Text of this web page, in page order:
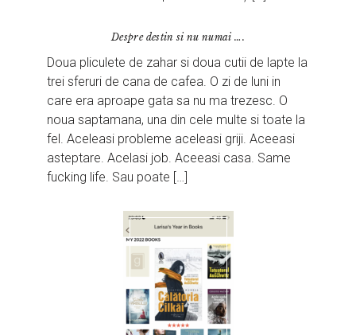
Despre destin si nu numai ….
Doua pliculete de zahar si doua cutii de lapte la
trei sferuri de cana de cafea. O zi de luni in
care era aproape gata sa nu ma trezesc. O
noua saptamana, una din cele multe si toate la
fel. Aceleasi probleme aceleasi griji. Aceeasi
asteptare. Acelasi job. Aceeasi casa. Same
fucking life. Sau poate […]